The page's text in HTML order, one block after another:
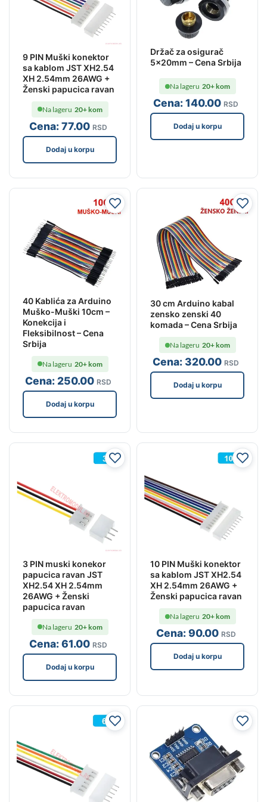
9 PIN Muški konektor
sa kablom JST XH2.54
XH 2.54mm 26AWG +
Ženski papucica ravan
Cena:77.00 RSD
Na lageru 20+ kom
Dodaj u korpu
Držač za osigurač
5x20mm – Cena Srbija
Cena:140.00 RSD
Na lageru 20+ kom
Dodaj u korpu
40 Kablića za Arduino
Muško-Muški 10cm –
Konekcija i
Fleksibilnost – Cena
Srbija
Cena: 250.00 RSD
Na lageru 20+ kom
Dodaj u korpu
30 cm Arduino kabal
zensko zenski 40
komada – Cena Srbija
Cena:320.00 RSD
Na lageru 20+ kom
Dodaj u korpu
3 PIN muski konekor
papucica ravan JST
XH2.54 XH 2.54mm
26AWG + Ženski
papucica ravan
Cena:61.00 RSD
Na lageru 20+ kom
Dodaj u korpu
10 PIN Muški konektor
sa kablom JST XH2.54
XH 2.54mm 26AWG +
Ženski papucica ravan
Cena:90.00 RSD
Na lageru 20+ kom
Dodaj u korpu